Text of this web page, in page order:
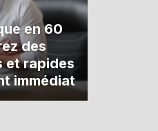
en 60
des
et rapides
immédiat